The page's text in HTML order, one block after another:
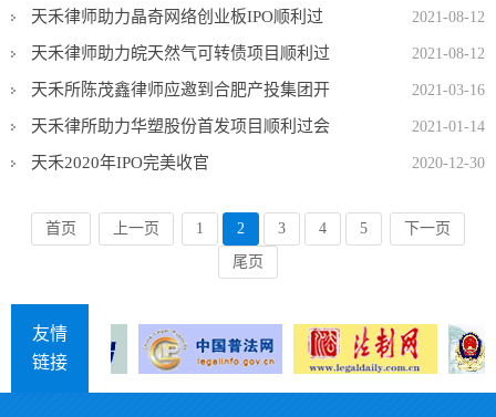
导中心安徽分中心 建立合作关系 2021-08-12
天禾律师助力晶奇网络创业板IPO顺利过
会 2021-08-12
天禾律师助力皖天然气可转债项目顺利过
会 2021-03-16
天禾所陈茂鑫律师应邀到合肥产投集团开
展民法典合同编专题讲座 2021-01-14
天禾律所助力华塑股份首发项目顺利过会
2020-12-30
天禾2020年IPO完美收官
首页 上一页 1 2 3 4 5
下一页
尾页
友情
链接